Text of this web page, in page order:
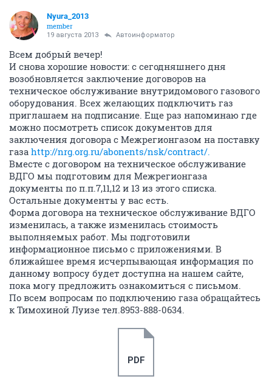
Nyura_2013
member
19 августа 2013 Автоинформатор
Всем добрый вечер!
И снова хорошие новости: с сегодняшнего дня
возобновляется заключение договоров на
техническое обслуживание внутридомового газового
оборудования. Всех желающих подключить газ
приглашаем на подписание. Еще раз напоминаю где
можно посмотреть список документов для
заключения договора с Межрегионгазом на поставку
газа http://nrg.org.ru/abonents/nsk/contract/.
Вместе с договором на техническое обслуживание
ВДГО мы подготовим для Межрегионгаза
документы по п.п.7,11,12 и 13 из этого списка.
Остальные документы у вас есть.
Форма договора на техническое обслуживание ВДГО
изменилась, а также изменилась стоимость
выполняемых работ. Мы подготовили
информационное письмо с приложениями. В
ближайшее время исчерпывающая информация по
данному вопросу будет доступна на нашем сайте,
пока могу предложить ознакомиться с письмом.
По всем вопросам по подключению газа обращайтесь
к Тимохиной Луизе тел.8953-888-0634.
PDF